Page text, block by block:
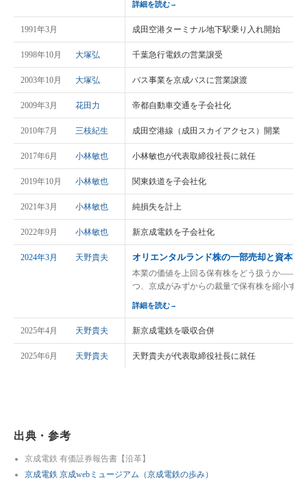
詳細を読む→
1991年3月 成田空港ターミナル地下駅乗り入れ開始
1998年10月 大塚弘 千葉急行電鉄の営業譲受
2003年10月 大塚弘 バス事業を京成バスに営業譲渡
2009年3月 花田力 帝都自動車交通を子会社化
2010年7月 三枝紀生 成田空港線（成田スカイアクセス）開業
2017年6月 小林敏也 小林敏也が代表取締役社長に就任
2019年10月 小林敏也 関東鉄道を子会社化
2021年3月 小林敏也 純損失を計上
2022年9月 小林敏也 新京成電鉄を子会社化
2024年3月 天野貴夫 オリエンタルランド株の一部売却と資本配
本業の価値を上回る保有株をどう扱うか——物
つ、京成がみずからの裁量で保有株を縮小する
詳細を読む→
2025年4月 天野貴夫 新京成電鉄を吸収合併
2025年6月 天野貴夫 天野貴夫が代表取締役社長に就任
出典・参考
京成電鉄 有価証券報告書【沿革】
京成電鉄 京成webミュージアム（京成電鉄の歩み）